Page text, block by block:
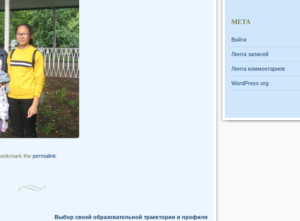
the permalink
Выбор своей образовательной траектории и профиля
МЕТА
Войти
Лента записей
Лента комментариев
WordPress.org